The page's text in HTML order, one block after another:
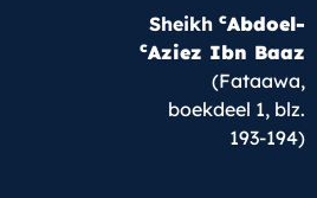
Sheikh cAbdoel-
cAziez Ibn Baaz
(Fataawa,
boekdeel 1, blz.
193-194)